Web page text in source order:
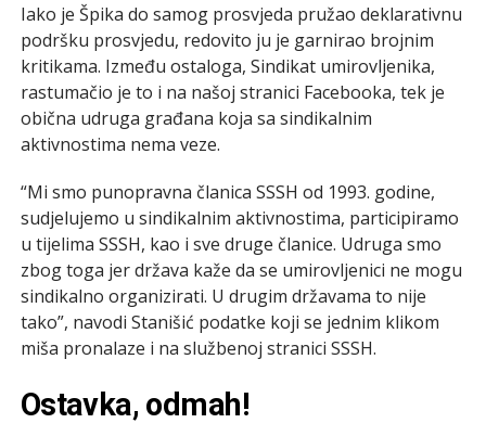
Iako je Špika do samog prosvjeda pružao deklarativnu
podršku prosvjedu, redovito ju je garnirao brojnim
kritikama. Između ostaloga, Sindikat umirovljenika,
rastumačio je to i na našoj stranici Facebooka, tek je
obična udruga građana koja sa sindikalnim
aktivnostima nema veze.
“Mi smo punopravna članica SSSH od 1993. godine,
sudjelujemo u sindikalnim aktivnostima, participiramo
u tijelima SSSH, kao i sve druge članice. Udruga smo
zbog toga jer država kaže da se umirovljenici ne mogu
sindikalno organizirati. U drugim državama to nije
tako”, navodi Stanišić podatke koji se jednim klikom
miša pronalaze i na službenoj stranici SSSH.
Ostavka, odmah!